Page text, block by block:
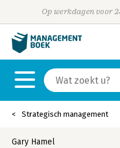
Op werkdagen voor
Strategisch management
Gary Hamel